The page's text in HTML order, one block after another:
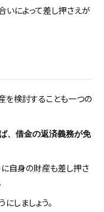
いによって差し押さえが
を検討することも一つの
、借金の返済義務が免
自身の財産も差し押さ
しましょう。